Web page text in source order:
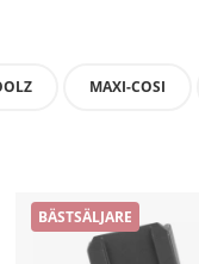
MAXI-COSI
BÄSTSÄLJARE